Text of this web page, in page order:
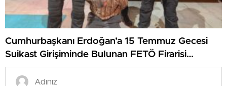
Cumhurbaşkanı Erdoğan’a 15 Temmuz Gecesi
Suikast Girişiminde Bulunan FETÖ Firarisi
Yakalandı